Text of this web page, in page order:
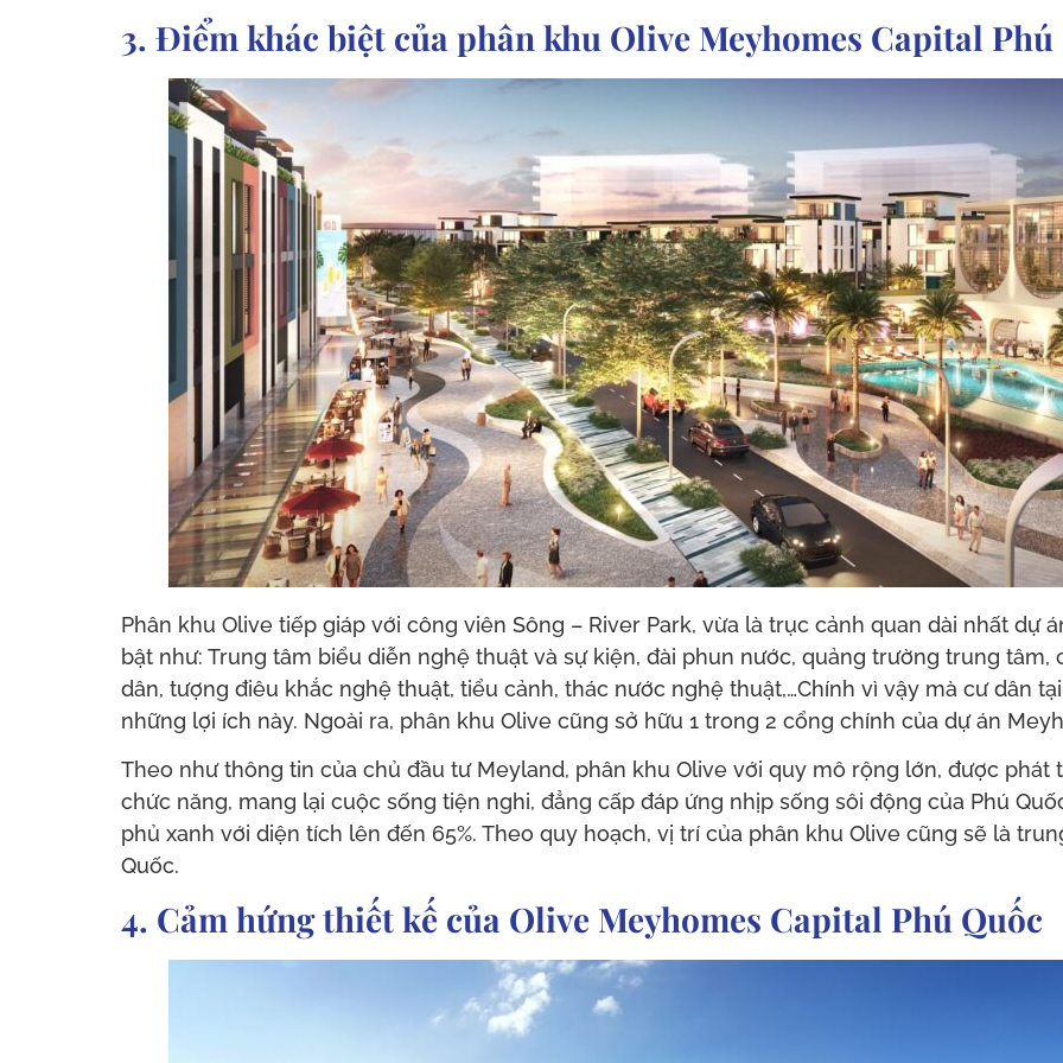
3. Điểm khác biệt của phân khu Olive Meyhomes Capital Phú
Phân khu Olive tiếp giáp với công viên Sông – River Park, vừa là trục cảnh quan dài nhất dự
bật như: Trung tâm biểu diễn nghệ thuật và sự kiện, đài phun nước, quảng trường trung
dân, tượng điêu khắc nghệ thuật, tiểu cảnh, thác nước nghệ thuật,…Chính vì vậy mà cư dân
những lợi ích này. Ngoài ra, phân khu Olive cũng sở hữu 1 trong 2 cổng chính của dự án
Theo như thông tin của chủ đầu tư Meyland, phân khu Olive với quy mô rộng lớn, được
chức năng, mang lại cuộc sống tiện nghi, đẳng cấp đáp ứng nhịp sống sôi động của Phú
phủ xanh với diện tích lên đến 65%. Theo quy hoạch, vị trí của phân khu Olive cũng sẽ là
Quốc.
4. Cảm hứng thiết kế của Olive Meyhomes Capital Phú Quốc